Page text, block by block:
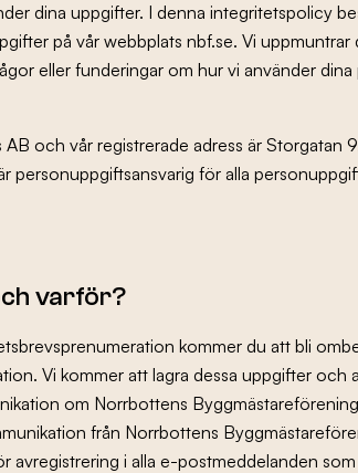
dina uppgifter. I denna integritetspolicy
på vår webbplats nbf.se. Vi uppmuntrar
eller funderingar om hur vi använder
och vår registrerade adress är Storgatan
personuppgiftsansvarig för alla
varför?
kommer du att bli
Vi kommer att lagra dessa uppgifter och
om Norrbottens
från Norrbottens
avregistrering i alla e-postmeddelanden